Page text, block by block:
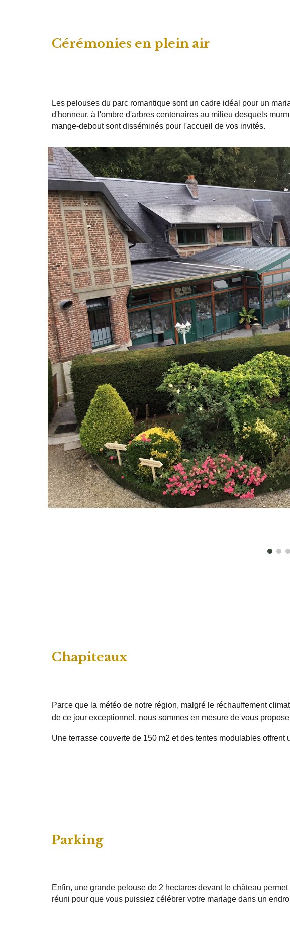
Cérémonies en plein air
Les pelouses du parc romantique sont un cadre idéal pour un
d'honneur, à l'ombre d'arbres centenaires au milieu desquels
mange-debout sont disséminés pour l'accueil de vos invités.
Chapiteaux
Parce que la météo de notre région, malgré le réchauffement
de ce jour exceptionnel, nous sommes en mesure de vous
Une terrasse couverte de 150 m2 et des tentes modulables
Parking
Enfin, une grande pelouse de 2 hectares devant le château
réuni pour que vous puissiez célébrer votre mariage dans un